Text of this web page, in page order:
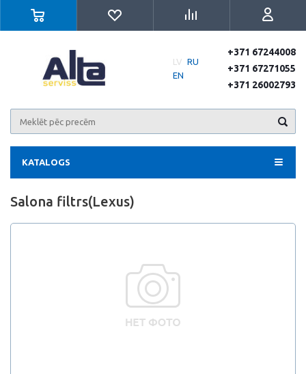
LV RU
EN
+371 67244008
+371 67271055
+371 26002793
KATALOGS
Salona filtrs(Lexus)